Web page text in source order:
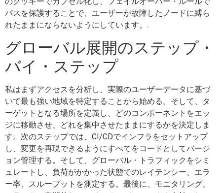
パスを保護することで、ユーザーが故障したノードに縛ら
れたままにならないようにしています。.
グローバル展開のステップ・
バイ・ステップ
私はまずアクセスを分析し、実際のユーザーデータに基づ
いて最も強い地域を特定することから始める。そして、タ
ーゲットとなる場所を定義し、どのコンポーネントをエッ
ジに移動させ、どれを集中させたままにするかを決定しま
す。次のステップでは、CI/CDでインフラをセットアップ
し、変更を再現できるようにすべてをコードとしてバージ
ョン管理する。そして、グローバル・トラフィックをシミ
ュレートし、負荷がかかった状態でのレイテンシー、エラ
ー率、スループットを測定する。最後に、モニタリング、